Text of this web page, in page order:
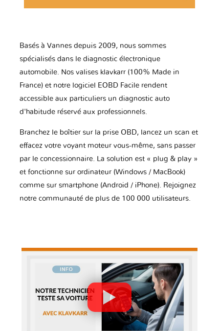
Basés à Vannes depuis 2009, nous sommes
spécialisés dans le diagnostic électronique
automobile. Nos valises klavkarr (100% Made in
France) et notre logiciel EOBD Facile rendent
accessible aux particuliers un diagnostic auto
d'habitude réservé aux professionnels.
Branchez le boîtier sur la prise OBD, lancez un scan et
effacez votre voyant moteur vous-même, sans passer
par le concessionnaire. La solution est « plug & play »
et fonctionne sur ordinateur (Windows / MacBook)
comme sur smartphone (Android / iPhone). Rejoignez
notre communauté de plus de 100 000 utilisateurs.